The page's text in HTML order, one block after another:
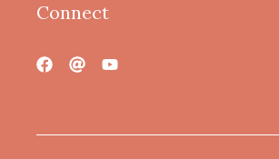
Connect